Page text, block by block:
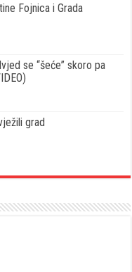
Fojnica i Grada
se “šeće” skoro pa
grad